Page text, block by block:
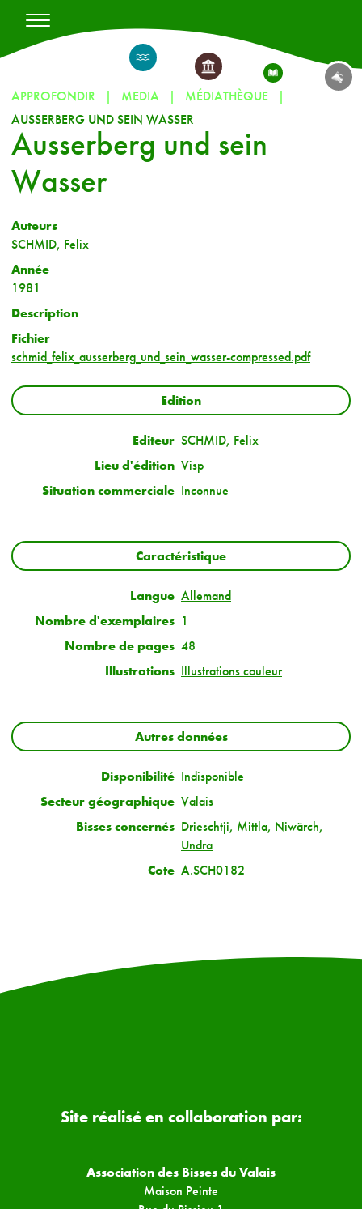
APPROFONDIR MEDIA
MÉDIATHÈQUE
AUSSERBERG UND SEIN WASSER
Ausserberg und sein
Wasser
Auteurs
SCHMID, Felix
Année
1981
Description
Fichier
schmid_felix_ausserberg_und_sein_wasser-compressed.pdf
Edition
Editeur SCHMID, Felix
Lieu d'édition Visp
Situation commerciale Inconnue
Caractéristique
Langue Allemand
Nombre d'exemplaires 1
Nombre de pages 48
Illustrations Illustrations couleur
Autres données
Disponibilité Indisponible
Secteur géographique Valais
Bisses concernés Drieschtji, Mittla, Niwärch,
Undra
Cote A.SCH0182
Site réalisé en collaboration par:
Association des Bisses du Valais
Maison Peinte